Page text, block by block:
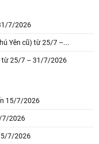
7/2026
Yên cũ) từ 25/7 –...
từ 25/7 – 31/7/2026
15/7/2026
7/2026
7/2026